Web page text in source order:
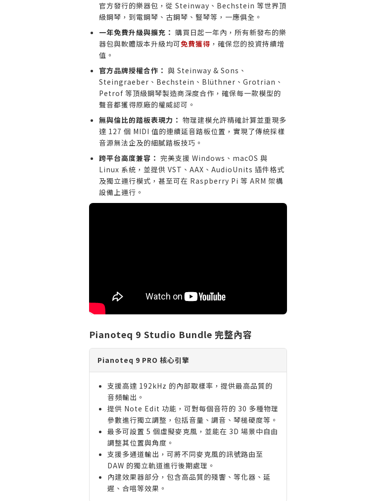
官方發行的樂器包，從 Steinway、Bechstein 等世界頂
級鋼琴，到電鋼琴、古鋼琴、豎琴等，一應俱全。
一年免費升級與擴充： 購買日起一年內，所有新發布的樂
器包與軟體版本升級均可免費獲得 ，確保您的投資持續增
值。
官方品牌授權合作： 與 Steinway & Sons、
Steingraeber、Bechstein、Blüthner、Grotrian、
Petrof 等頂級鋼琴製造商深度合作，確保每一款模型的
聲音都獲得原廠的權威認可。
無與倫比的踏板表現力： 物理建模允許精確計算並重現多
達 127 個 MIDI 值的連續延音踏板位置，實現了傳統採樣
音源無法企及的細膩踏板技巧。
跨平台高度兼容： 完美支援 Windows、macOS 與
Linux 系統，並提供 VST、AAX、AudioUnits 插件格式
及獨立運行模式，甚至可在 Raspberry Pi 等 ARM 架構
設備上運行。
Pianoteq 9 Studio Bundle 完整內容
Pianoteq 9 PRO 核心引擎
支援高達 192kHz 的內部取樣率，提供最高品質的
音頻輸出。
提供 Note Edit 功能，可對每個音符的 30 多種物理
參數進行獨立調整，包括音量、調音、琴槌硬度等。
最多可設置 5 個虛擬麥克風，並能在 3D 場景中自由
調整其位置與角度。
支援多通道輸出，可將不同麥克風的訊號路由至
DAW 的獨立軌道進行後期處理。
內建效果器部分，包含高品質的殘響、等化器、延
遲、合唱等效果。